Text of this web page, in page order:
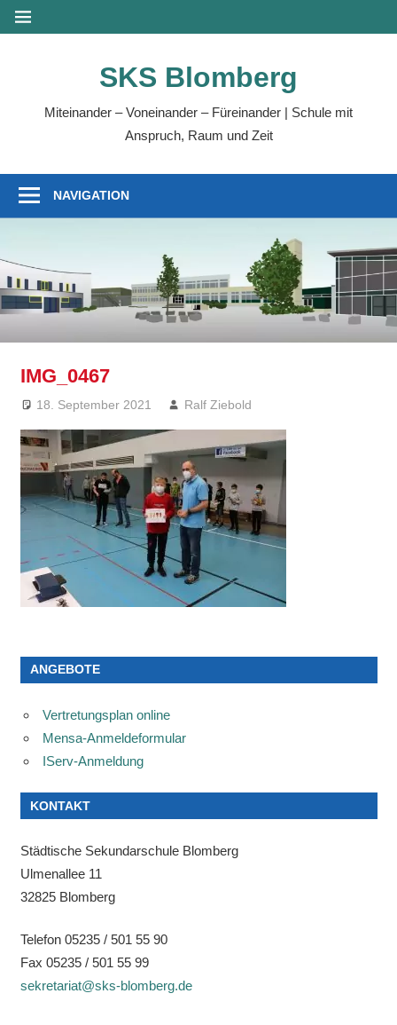
Zum
Inhalt
MENÜ
SKS Blomberg
Miteinander – Voneinander – Füreinander | Schule mit
Anspruch, Raum und Zeit
NAVIGATION
IMG_0467
18. September 2021 Ralf Ziebold
ANGEBOTE
Vertretungsplan online
Mensa-Anmeldeformular
IServ-Anmeldung
KONTAKT
Städtische Sekundarschule Blomberg
Ulmenallee 11
32825 Blomberg
Telefon 05235 / 501 55 90
Fax 05235 / 501 55 99
sekretariat@sks-blomberg.de